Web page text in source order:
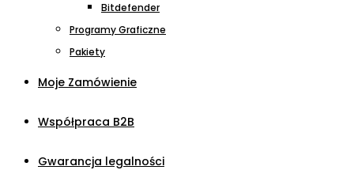
Bitdefender
Programy Graficzne
Pakiety
Moje Zamówienie
Współpraca B2B
Gwarancja legalności